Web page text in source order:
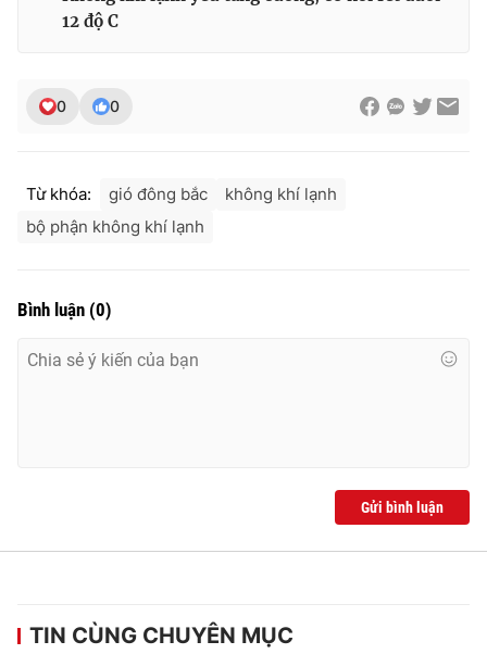
Nguyễn Trọng Ninh
Email:toasoan@vtv.vn
12 độ C
0 0
Từ khóa: gió đông bắc
không khí lạnh
bộ phận không khí lạnh
Bình luận (0)
Gửi bình luận
TIN CÙNG CHUYÊN MỤC